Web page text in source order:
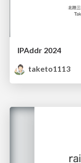
IPAddr 2024
taketo1113